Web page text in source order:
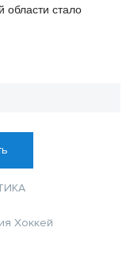
области стало
Хоккей